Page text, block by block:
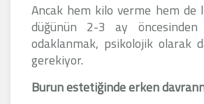
Ancak hem kilo verme hem de
düğünün 2-3 ay
odaklanmak, psikolojik olarak
gerekiyor.
Burun estetiğinde erken